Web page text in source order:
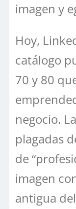
imagen y
Hoy,
catálogo
70 y 80
negocio.
plagadas
de
imagen
antigua